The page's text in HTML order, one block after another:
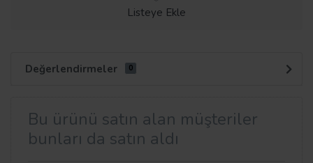
Listeye Ekle
Değerlendirmeler 0
Bu ürünü satın alan müşteriler
bunları da satın aldı